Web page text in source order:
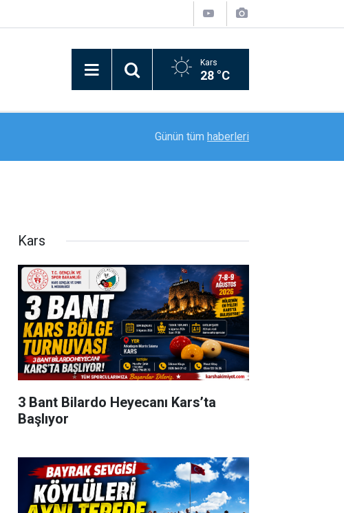
Kars
28 °C
Ağrı’da 2026-2027 eğitim öğretim yılı
Günün tüm haberleri
Kars
3 Bant Bilardo Heyecanı Kars’ta
Başlıyor